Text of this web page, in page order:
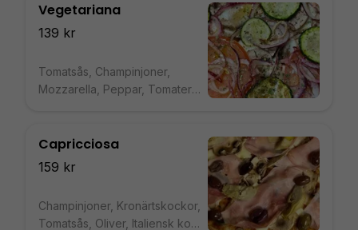
Vegetariana
139 kr
Tomatsås, Champinjoner,
Mozzarella, Peppar, Tomater,
Capricciosa
159 kr
Champinjoner, Kronärtskockor,
Tomatsås, Oliver, Italiensk kokt